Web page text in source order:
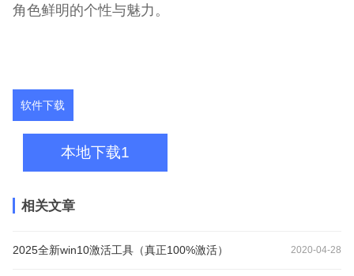
角色鲜明的个性与魅力。
软件下载
本地下载1
相关文章
2025全新win10激活工具（真正100%激活） 2020-04-28